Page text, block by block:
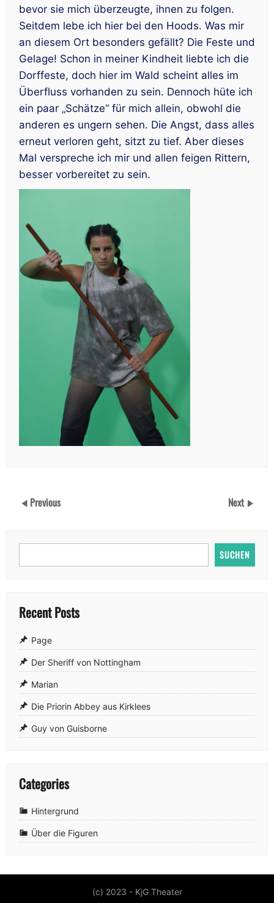
bevor sie mich überzeugte, ihnen zu folgen.
Seitdem lebe ich hier bei den Hoods. Was mir
an diesem Ort besonders gefällt? Die Feste und
Gelage! Schon in meiner Kindheit liebte ich die
Dorffeste, doch hier im Wald scheint alles im
Überfluss vorhanden zu sein. Dennoch hüte ich
ein paar „Schätze“ für mich allein, obwohl die
anderen es ungern sehen. Die Angst, dass alles
erneut verloren geht, sitzt zu tief. Aber dieses
Mal verspreche ich mir und allen feigen Rittern,
besser vorbereitet zu sein.
Previous Next
SUCHEN
Recent Posts
Page
Der Sheriff von Nottingham
Marian
Die Priorin Abbey aus Kirklees
Guy von Guisborne
Categories
Hintergrund
Über die Figuren
(c) 2023 - KjG Theater